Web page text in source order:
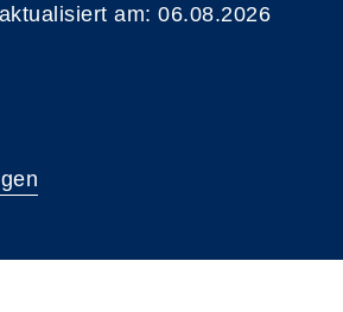
am: 06.08.2026